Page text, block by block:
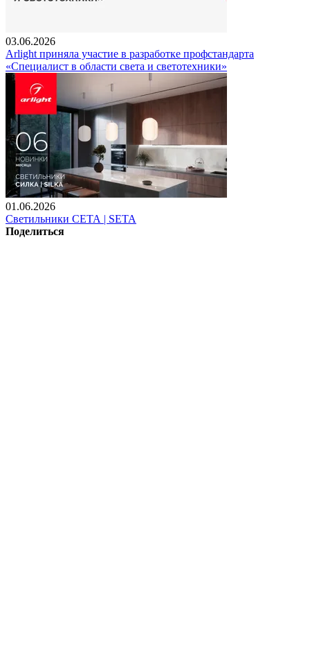
03.06.2026
Arlight приняла участие в разработке профстандарта
«Специалист в области света и светотехники»
01.06.2026
Светильники СЕТА | SETA
Поделиться